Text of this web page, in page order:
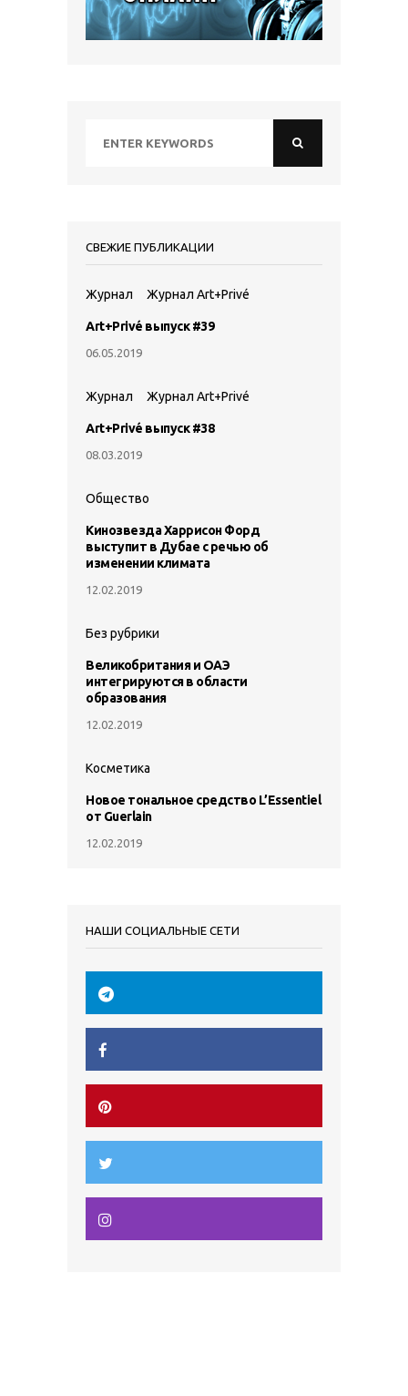
СВЕЖИЕ ПУБЛИКАЦИИ
Журнал Журнал Art+Privé
Art+Privé выпуск #39
06.05.2019
Журнал Журнал Art+Privé
Art+Privé выпуск #38
08.03.2019
Общество
Кинозвезда Харрисон Форд
выступит в Дубае с речью об
изменении климата
12.02.2019
Без рубрики
Великобритания и ОАЭ
интегрируются в области
образования
12.02.2019
Косметика
Новое тональное средство L’Essentiel
от Guerlain
12.02.2019
НАШИ СОЦИАЛЬНЫЕ СЕТИ